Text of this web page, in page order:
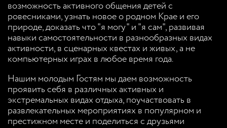
возможность активного общения детей с
ровесниками, узнать новое о родном Крае и его
природе, доказать что "я могу" и "я сам", развивая
навыки самостоятельности в разнообразных видах
активности, в сценарных квестах и живых, а не
компьютерных играх в любое время года.
Нашим молодым Гостям мы даем возможность
проявить себя в различных активных и
экстремальных видах отдыха, поучаствовать в
развлекательных мероприятиях в популярном и
престижном месте и поделиться с друзьями